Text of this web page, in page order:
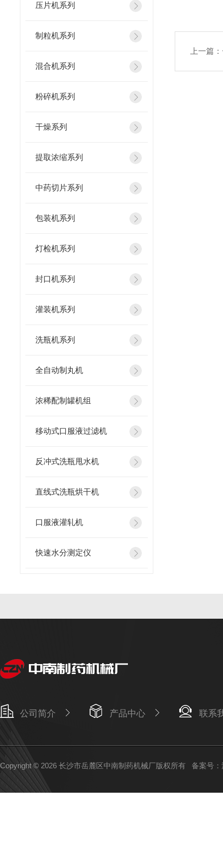
压片机系列
制粒机系列
混合机系列
粉碎机系列
干燥系列
提取浓缩系列
中药切片系列
包装机系列
灯检机系列
封口机系列
灌装机系列
洗瓶机系列
全自动制丸机
浓稀配制罐机组
移动式口服液过滤机
反冲式洗瓶甩水机
直线式洗瓶烘干机
口服液灌轧机
快速水分测定仪
上一篇：
公司简介 产品中心 联系
Copyright © 2026 长沙市岳麓区中南制药机械厂版权所有 备案号